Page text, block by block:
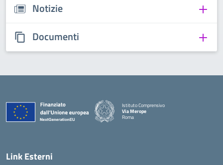
Notizie
Documenti
Istituto Comprensivo
Via Merope
Roma
Link Esterni